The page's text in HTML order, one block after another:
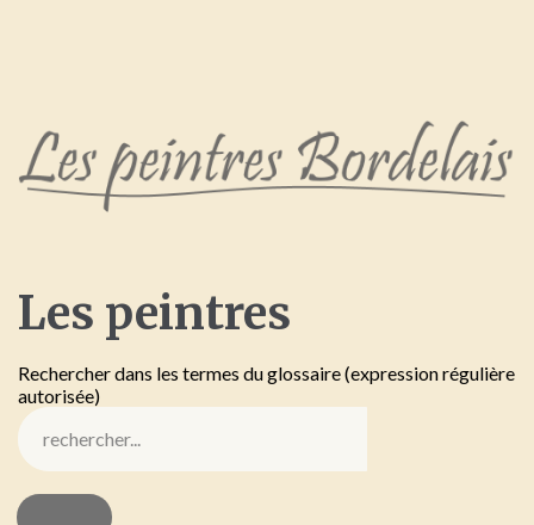
Les peintres
Rechercher dans les termes du glossaire (expression régulière
autorisée)